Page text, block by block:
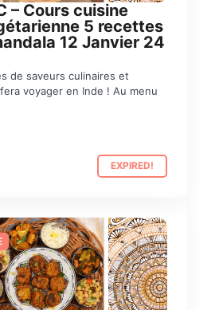
– Cours cuisine
5 recettes
12 Janvier 24
de saveurs culinaires et
voyager en Inde ! Au menu
EXPIRED!